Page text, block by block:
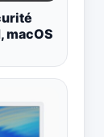
macOS